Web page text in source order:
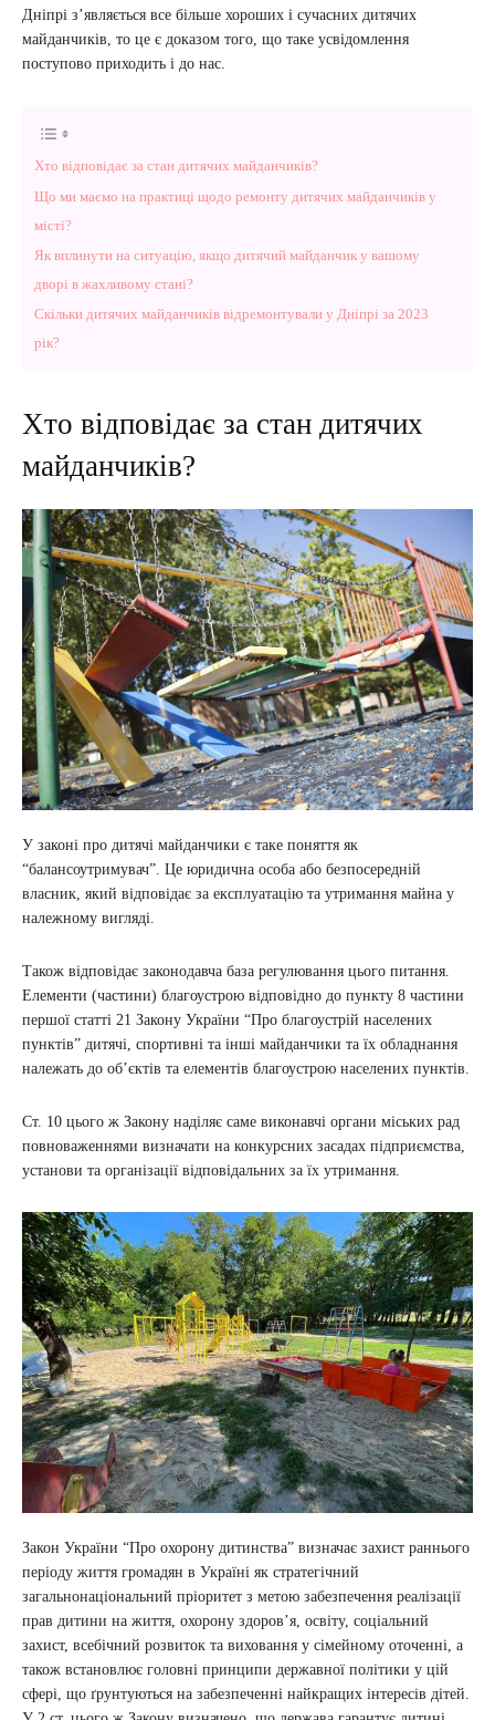
Дніпрі з’являється все більше хороших і сучасних дитячих
майданчиків, то це є доказом того, що таке усвідомлення
поступово приходить і до нас.
Хто відповідає за стан дитячих майданчиків?
Що ми маємо на практиці щодо ремонту дитячих майданчиків у
місті?
Як вплинути на ситуацію, якщо дитячий майданчик у вашому
дворі в жахливому стані?
Скільки дитячих майданчиків відремонтували у Дніпрі за 2023
рік?
Хто відповідає за стан дитячих
майданчиків?
У законі про дитячі майданчики є таке поняття як
“балансоутримувач”. Це юридична особа або безпосередній
власник, який відповідає за експлуатацію та утримання майна у
належному вигляді.
Також відповідає законодавча база регулювання цього питання.
Елементи (частини) благоустрою відповідно до пункту 8 частини
першої статті 21 Закону України “Про благоустрій населених
пунктів” дитячі, спортивні та інші майданчики та їх обладнання
належать до об’єктів та елементів благоустрою населених пунктів.
Ст. 10 цього ж Закону наділяє саме виконавчі органи міських рад
повноваженнями визначати на конкурсних засадах підприємства,
установи та організації відповідальних за їх утримання.
Закон України “Про охорону дитинства” визначає захист раннього
періоду життя громадян в Україні як стратегічний
загальнонаціональний пріоритет з метою забезпечення реалізації
прав дитини на життя, охорону здоров’я, освіту, соціальний
захист, всебічний розвиток та виховання у сімейному оточенні, а
також встановлює головні принципи державної політики у цій
сфері, що ґрунтуються на забезпеченні найкращих інтересів дітей.